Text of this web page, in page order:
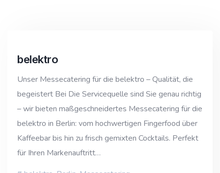
belektro
Unser Messecatering für die belektro – Qualität, die
begeistert Bei Die Servicequelle sind Sie genau richtig
– wir bieten maßgeschneidertes Messecatering für die
belektro in Berlin: vom hochwertigen Fingerfood über
Kaffeebar bis hin zu frisch gemixten Cocktails. Perfekt
für Ihren Markenauftritt…